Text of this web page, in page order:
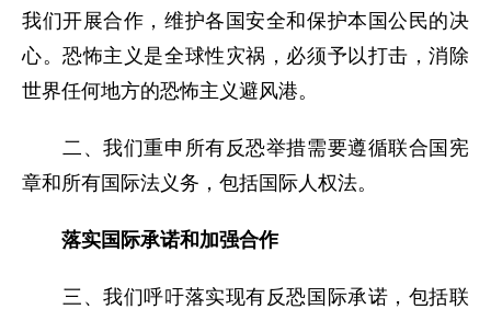
我们开展合作，维护各国安全和保护本国公民的决
心。恐怖主义是全球性灾祸，必须予以打击，消除
世界任何地方的恐怖主义避风港。
二、我们重申所有反恐举措需要遵循联合国宪
章和所有国际法义务，包括国际人权法。
落实国际承诺和加强合作
三、我们呼吁落实现有反恐国际承诺，包括联